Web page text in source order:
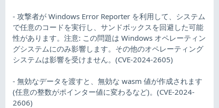
- 攻撃者が Windows Error Reporter を利用して、システム
で任意のコードを実行し、サンドボックスを回避した可能
性があります。注意: この問題は Windows オペレーティン
グシステムにのみ影響します。その他のオペレーティング
システムは影響を受けません。(CVE-2024-2605)
- 無効なデータを渡すと、無効な wasm 値が作成されます
(任意の整数がポインター値に変わるなど)。(CVE-2024-
2606)